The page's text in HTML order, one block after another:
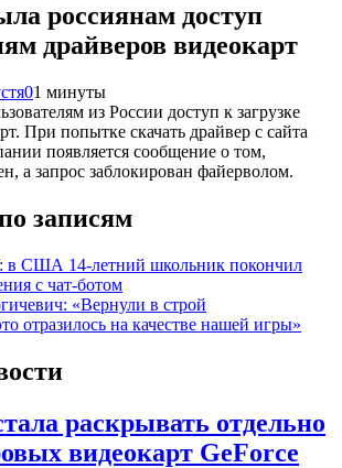
россиянам доступ
драйверов видеокарт
01 минуты
из России доступ к загрузке
При попытке скачать драйвер с сайта
появляется сообщение о том,
а запрос заблокирован файерволом.
записям
в США 14-летний школьник покончил
с чат-ботом
«Вернули в строй
отразилось на качестве нашей игры»
раскрывать отдельно
видеокарт GeForce